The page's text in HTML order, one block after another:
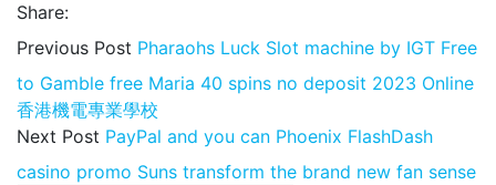
Share:
Previous Post Pharaohs Luck Slot machine by IGT Free
to Gamble free Maria 40 spins no deposit 2023 Online
香港機電專業學校
Next Post PayPal and you can Phoenix FlashDash
casino promo Suns transform the brand new fan sense